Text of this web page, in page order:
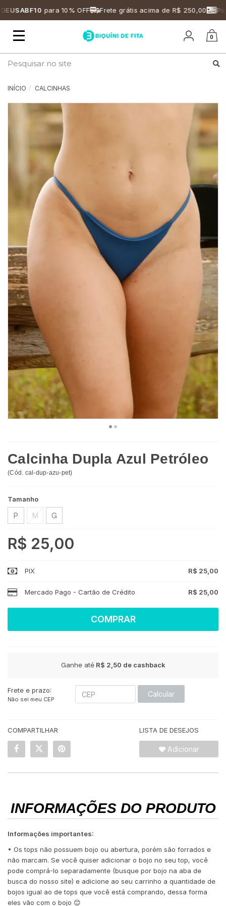
para 10% OFF Frete grátis acima de R$ 250,00
Mudar
0
INÍCIO CALCINHAS
Calcinha Dupla Azul Petróleo
(Cód. cal-dup-azu-pet)
Tamanho
P M G
R$ 25,00
PIX R$ 25,00
Mercado Pago - Cartão de Crédito R$ 25,00
COMPRAR
Ganhe atéR$ 2,50 de cashback
Frete e prazo:
Não sei meu CEP
Calcular
COMPARTILHAR LISTA DE DESEJOS
Adicionar
INFORMAÇÕES DO PRODUTO
Informações importantes:
• Os tops não possuem bojo ou abertura, porém são forrados e
não marcam. Se você quiser adicionar o bojo no seu top, você
pode comprá-lo separadamente (busque por bojo na aba de
busca do nosso site) e adicione ao seu carrinho a quantidade de
bojos igual ao de tops que você está comprando, dessa forma
eles vão com o bojo 😊